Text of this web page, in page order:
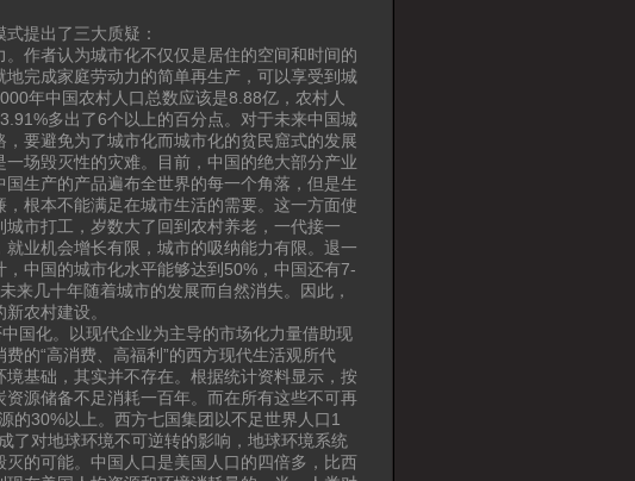
提出了三大质疑：
作者认为城市化不仅仅是居住的空间和时间的
完成家庭劳动力的简单再生产，可以享受到城
年中国农村人口总数应该是8.88亿，农村人
多出了6个以上的百分点。对于未来中国城
要避免为了城市化而城市化的贫民窟式的发展
场毁灭性的灾难。目前，中国的绝大部分产业
生产的产品遍布全世界的每一个角落，但是生
根本不能满足在城市生活的需要。这一方面使
市打工，岁数大了回到农村养老，一代接一
业机会增长有限，城市的吸纳能力有限。退一
中国的城市化水平能够达到50%，中国还有7-
来几十年随着城市的发展而自然消失。因此，
农村建设。
国化。以现代企业为主导的市场化力量借助现
的“高消费、高福利”的西方现代生活观所代
基础，其实并不存在。根据统计资料显示，按
源储备不足消耗一百年。而在所有这些不可再
的30%以上。西方七国集团以不足世界人口1
了对地球环境不可逆转的影响，地球环境系统
的可能。中国人口是美国人口的四倍多，比西